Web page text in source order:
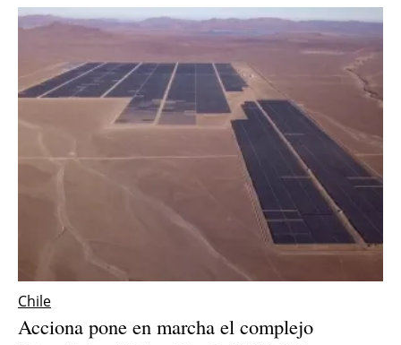
Newsletters
Chile
Acciona pone en marcha el complejo